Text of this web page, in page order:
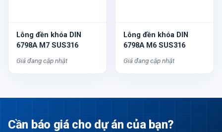
Lông đền khóa DIN
6798A M7 SUS316
Giá đang cập nhật
Lông đền khóa DIN
6798A M6 SUS316
Giá đang cập nhật
Cần báo giá cho dự án của bạn?